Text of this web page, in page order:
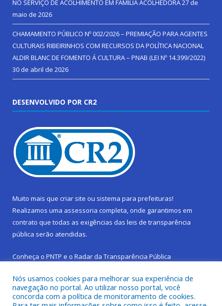
NO SERVIÇO DE ACOLHIMENTO EM FAMÍLIA ACOLHEDORA27 de
maio de 2026
CHAMAMENTO PÚBLICO Nº 002/2026 – PREMIAÇÃO PARA AGENTES
CULTURAIS RIBEIRINHOS COM RECURSOS DA POLÍTICA NACIONAL
ALDIR BLANC DE FOMENTO Á CULTURA – PNAB (LEI Nº 14.399/2022)
30 de abril de 2026
DESENVOLVIDO POR CR2
Muito mais que criar site ou sistema para prefeituras!
Realizamos uma assessoria completa, onde garantimos em
contrato que todas as exigências das leis de transparência
pública serão atendidas.
Conheça o PNTP e o Radar da Transparência Pública
Nós usamos cookies para melhorar sua experiência de
navegação no portal. Ao utilizar nosso portal, você
concorda com a política de monitoramento de cookies.